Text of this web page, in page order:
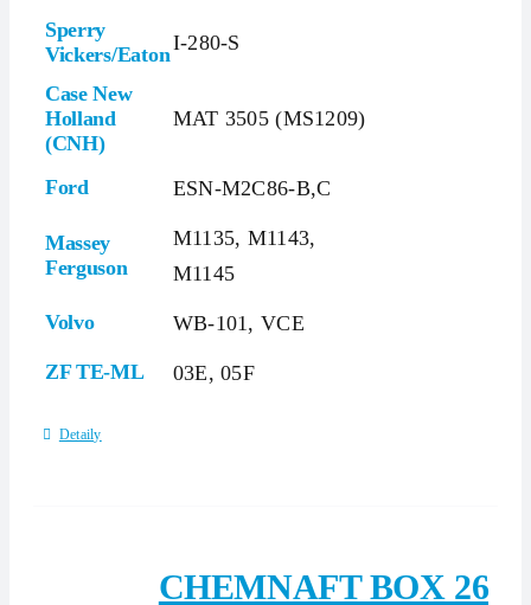
Sperry
Vickers/EatonI-280-S
Case New
Holland
(CNH)
MAT 3505 (MS1209)
Ford ESN-M2C86-B,C
Massey
Ferguson
M1135, M1143,
M1145
Volvo WB-101, VCE
ZF TE-ML 03E, 05F
Detaily
CHEMNAFT BOX 26